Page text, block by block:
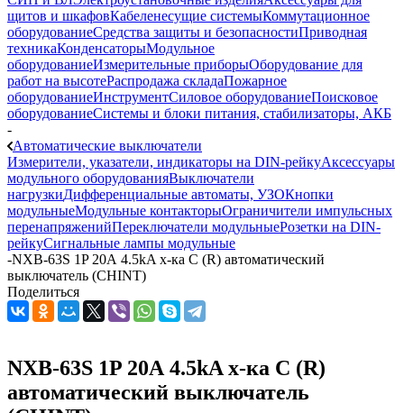
щитов и шкафовКабеленесущие системыКоммутационное
оборудованиеСредства защиты и безопасностиПриводная
техникаКонденсаторыМодульное
оборудованиеИзмерительные приборыОборудование для
работ на высотеРаспродажа складаПожарное
оборудованиеИнструментСиловое оборудованиеПоисковое
оборудованиеСистемы и блоки питания, стабилизаторы, АКБ
-
Автоматические выключатели
Измерители, указатели, индикаторы на DIN-рейкуАксессуары
модульного оборудованияВыключатели
нагрузкиДифференциальные автоматы, УЗОКнопки
модульныеМодульные контакторыОграничители импульсных
перенапряженийПереключатели модульныеРозетки на DIN-
рейкуСигнальные лампы модульные
-NXB-63S 1P 20А 4.5kA х-ка C (R) автоматический
выключатель (CHINT)
Поделиться
NXB-63S 1P 20А 4.5kA х-ка C (R)
автоматический выключатель